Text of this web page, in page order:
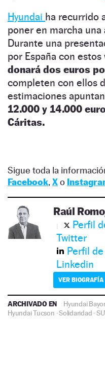
Hyundai ha recurrido
poner en marcha una
Durante una
por España con
donará dos euros
completen con ellos
estimaciones
12.000 y 14.000
Cáritas.
Sigue toda la
Facebook, Xo
Raúl
Perfil
Twitter
Perfil
Linkedin
VER BIOGRAFÍA
ARCHIVADO EN Hyundai
Hyundai Tucson ·Solidaridad ·